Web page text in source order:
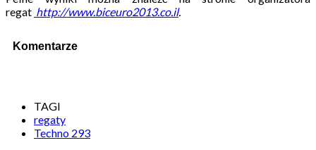
regat http://www.biceuro2013.co.il.
Komentarze
TAGI
regaty
Techno 293